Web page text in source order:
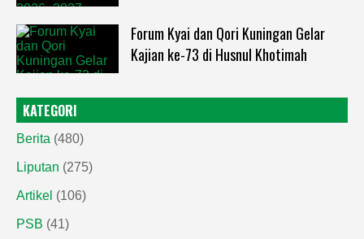
Forum Kyai dan Qori Kuningan Gelar
Kajian ke-73 di Husnul Khotimah
KATEGORI
Berita (480)
Liputan (275)
Artikel (106)
PSB (41)